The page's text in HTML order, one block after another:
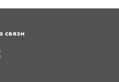
стола110 - 120
связи